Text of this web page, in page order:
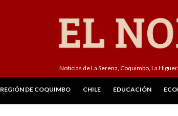
Noticias de La Serena, Coquimbo, La
REGIÓN DE COQUIMBO CHILE EDUCACIÓN